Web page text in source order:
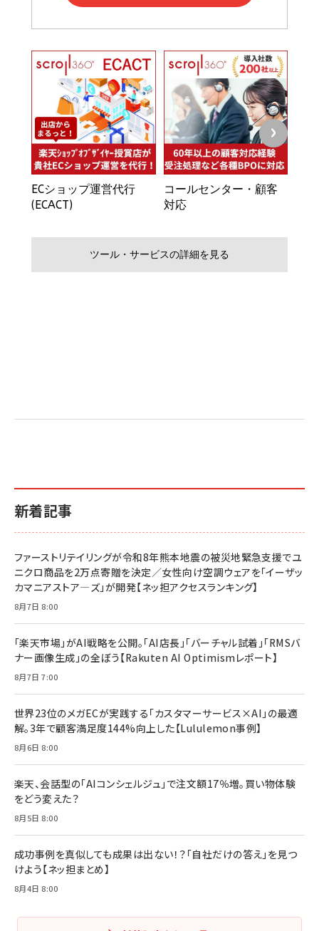
新着記事
ファーストリテイリングが令和8年熊本地震の被災地緊急支援でユ
ニクロ商品を2万点寄贈を決定／女性向け空調ウェアを「イーザッ
カマニアストア―ズ」が開発【ネッ担アクセスランキング】
8月7日 8:00
「楽天市場」がAI戦略を公開。「AI店長」「バーチャル試着」「RMSバ
ナー画像生成」の全ぼう【Rakuten AI Optimismレポート】
8月7日 7:00
世界23位のメガECが実践する「カスタマーサービス×AI」の最適
解。3年で顧客満足度144%向上した【Lululemon事例】
8月6日 8:00
楽天、会話型の「AIコンシェルジュ」で注文額17％増。買い物体験
をどう変えた？
8月5日 8:00
成功事例を真似しても成果は出ない！？「自社だけの答え」を見つ
けよう【ネッ担まとめ】
8月4日 8:00